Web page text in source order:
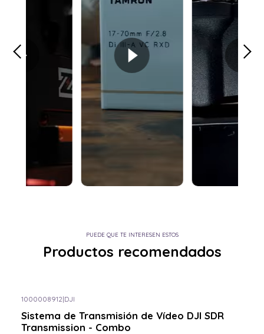
PUEDE QUE TE INTERESEN ESTOS
Productos recomendados
1000008912|DJI
Sistema de Transmisión de Vídeo DJI SDR
Transmission - Combo